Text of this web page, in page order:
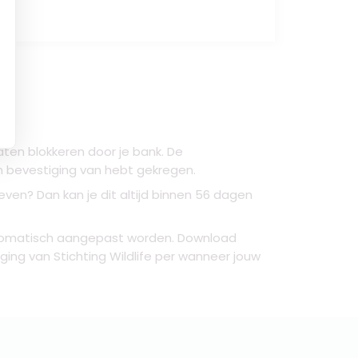
blokkeren door je bank. De
van hebt gekregen.
Dan kan je dit altijd binnen 56 dagen
aangepast worden. Download
van Stichting Wildlife per wanneer jouw